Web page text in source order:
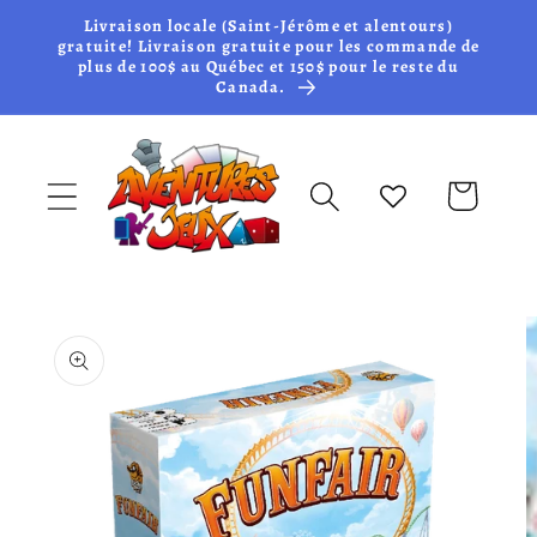
et passer
au
contenu
Livraison locale (Saint-Jérôme et alentours)
gratuite! Livraison gratuite pour les commande de
plus de 100$ au Québec et 150$ pour le reste du
Canada.
Panier
informations
produits